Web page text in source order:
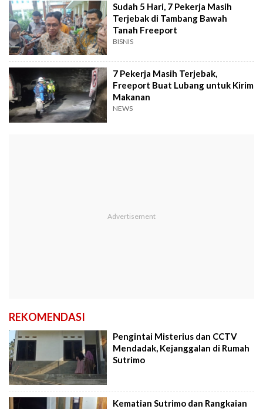
Sudah 5 Hari, 7 Pekerja Masih
Terjebak di Tambang Bawah
Tanah Freeport
BISNIS
7 Pekerja Masih Terjebak,
Freeport Buat Lubang untuk Kirim
Makanan
NEWS
REKOMENDASI
Pengintai Misterius dan CCTV
Mendadak, Kejanggalan di Rumah
Sutrimo
Kematian Sutrimo dan Rangkaian